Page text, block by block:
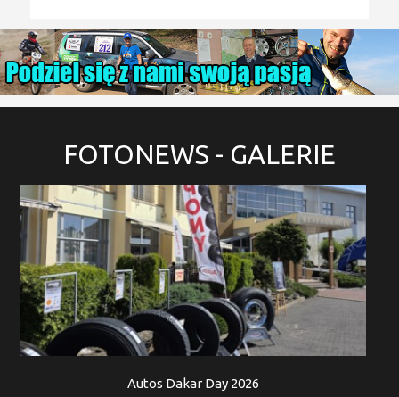
FOTONEWS - GALERIE
Autos Dakar Day 2026